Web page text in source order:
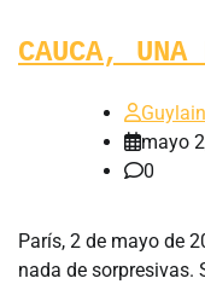
CAUCA,
mayo
0
París, 2 de mayo de
nada de sorpresivas.